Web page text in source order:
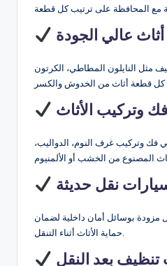
مثل النايلون المطاطي، الكرتون
فك وتركيب غرف النوم، الدواليب،
بوسائل أمان داخلية لضمان
حماية الأثاث أثناء التنقل.